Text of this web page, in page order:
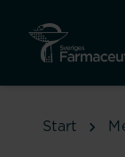
Start